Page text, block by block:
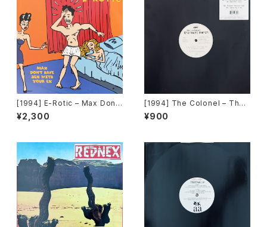
[1994] E-Rotic – Max Don't
Have Sex With Your Ex [Bl
ow Up]
¥2,300
[1994] The Colonel – The
Kwai March [Ultrapop]
¥900